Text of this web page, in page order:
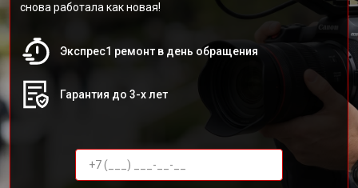
снова работала как новая!
Экспрес1 ремонт в день обращения
Гарантия до 3-х лет